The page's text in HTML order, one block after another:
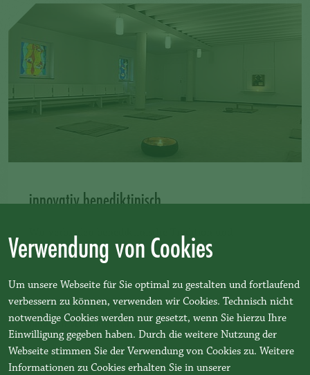
innovativ benediktinisch
Innovation.
INNOVATIV BENEDIKTINISCH
Verwendung von Cookies
Um unsere Webseite für Sie optimal zu gestalten und fortlaufend
verbessern zu können, verwenden wir Cookies. Technisch nicht
notwendige Cookies werden nur gesetzt, wenn Sie hierzu Ihre
Einwilligung gegeben haben. Durch die weitere Nutzung der
Webseite stimmen Sie der Verwendung von Cookies zu. Weitere
Informationen zu Cookies erhalten Sie in unserer